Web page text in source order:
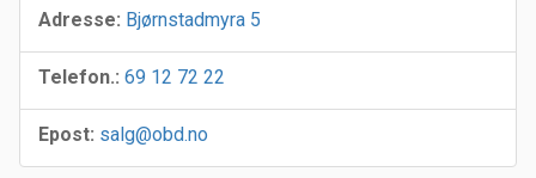
Adresse: Bjørnstadmyra 5
Telefon.: 69 12 72 22
Epost: salg@obd.no